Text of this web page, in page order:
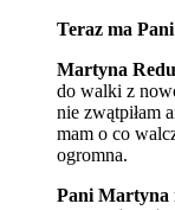
Teraz ma Pani
Martyna
do walki z
nie zwątpiłam
mam o co
ogromna.
Pani Martyna